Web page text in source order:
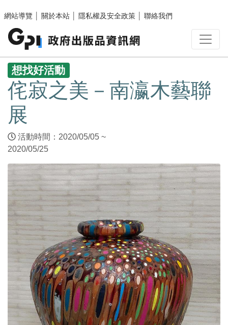
網站導覽
關於本站 隱私權及安全政策 聯絡我們
:::
想找好活動
侘寂之美－南瀛木藝聯
展
活動時間：2020/05/05 ~
2020/05/25